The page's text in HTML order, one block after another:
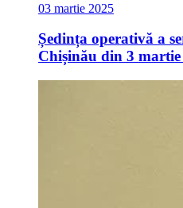
03 martie 2025
Ședința operativă a
Chișinău din 3 martie